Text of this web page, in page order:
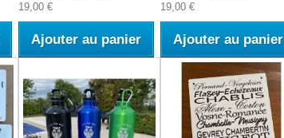
19,00 €
Ajouter au panier
19,00 €
Ajouter au panier